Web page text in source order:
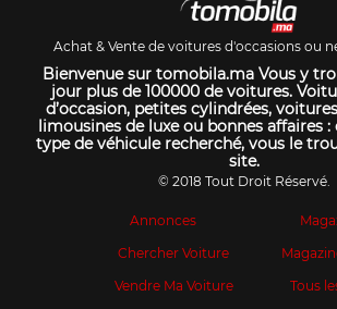
Achat & Vente de voitures d'occasions ou
Bienvenue sur tomobila.ma Vous y
jour plus de 100000 de voitures.
d’occasion, petites cylindrées,
limousines de luxe ou bonnes affaires
type de véhicule recherché, vous le
site.
© 2018 Tout Droit Réservé.
Annonces
Chercher Voiture
Vendre Ma Voiture
Tous